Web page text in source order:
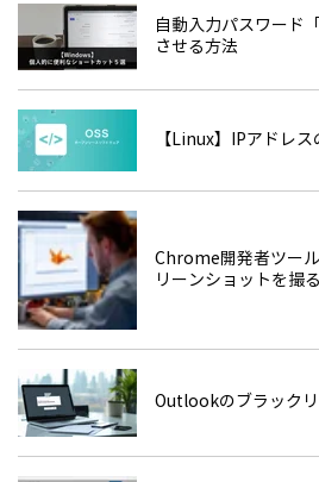
自動入力パスワ
させる方法
【Linux】IPアドレ
Chrome開発者ツー
リーンショットを撮
Outlookのブラック